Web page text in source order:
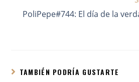
PoliPepe#744: El día de la
TAMBIÉN PODRÍA GUSTARTE